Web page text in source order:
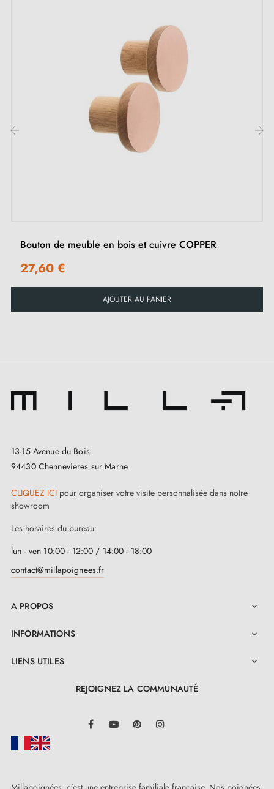
Le bouton de meuble enbois de hêtre véritable
bleu Ebru est une pièce artisanale, réalisée à la main à
l'aide de la technique de marbrure Ebru. Cette
méthode crée des motifs marbrés uniques sur chaque
bouton, rendant le design de la photo non contractuel.
touche naturelle et artistique.
Parcourez notre gamme de
sur notre boutique Milla Poignées.
Bouton de meuble en bois et cuivre COPPER
27,60 €
AJOUTER AU PANIER
13-15 Avenue du Bois
94430 Chennevieres sur Marne
CLIQUEZ ICI pour organiser votre visite personnalisée dans notre
showroom
Les horaires du bureau:
lun - ven 10:00 - 12:00 / 14:00 - 18:00
contact@millapoignees.fr
A PROPOS 
INFORMATIONS 
LIENS UTILES 
REJOIGNEZ LA COMMUNAUTÉ
FacebookYouTube Pinterest